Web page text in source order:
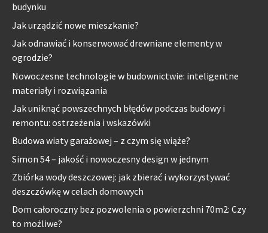
budynku
Jak urządzić nowe mieszkanie?
Jak odnawiać i konserwować drewniane elementy w
ogrodzie?
Nowoczesne technologie w budownictwie: inteligentne
materiały i rozwiązania
Jak uniknąć powszechnych błędów podczas budowy i
remontu: ostrzeżenia i wskazówki
Budowa wiaty garażowej – z czym się wiąże?
Simon 54 – jakość i nowoczesny design w jednym
Zbiórka wody deszczowej: jak zbierać i wykorzystywać
deszczówkę w celach domowych
Dom całoroczny bez pozwolenia o powierzchni 70m2: Czy
to możliwe?